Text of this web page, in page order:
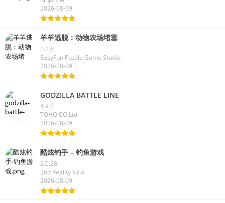
2026-08-09
羊羊逃脱：动物农场堵塞
1.1.6
EasyFun Puzzle Game Studio
2026-08-09
GODZILLA BATTLE LINE
4.9.0
TOHO CO.Ltd
2026-08-09
酷炫钓手 – 钓鱼游戏
2.0.28
2nd Reality s.r.o.
2026-08-09